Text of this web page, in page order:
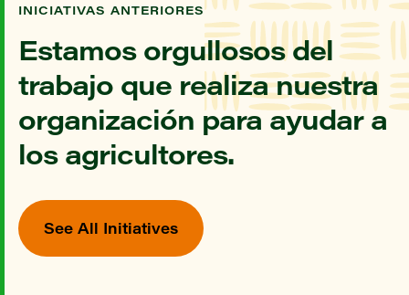
INICIATIVAS ANTERIORES
Estamos orgullosos del
trabajo que realiza nuestra
organización para ayudar a
los agricultores.
See All Initiatives